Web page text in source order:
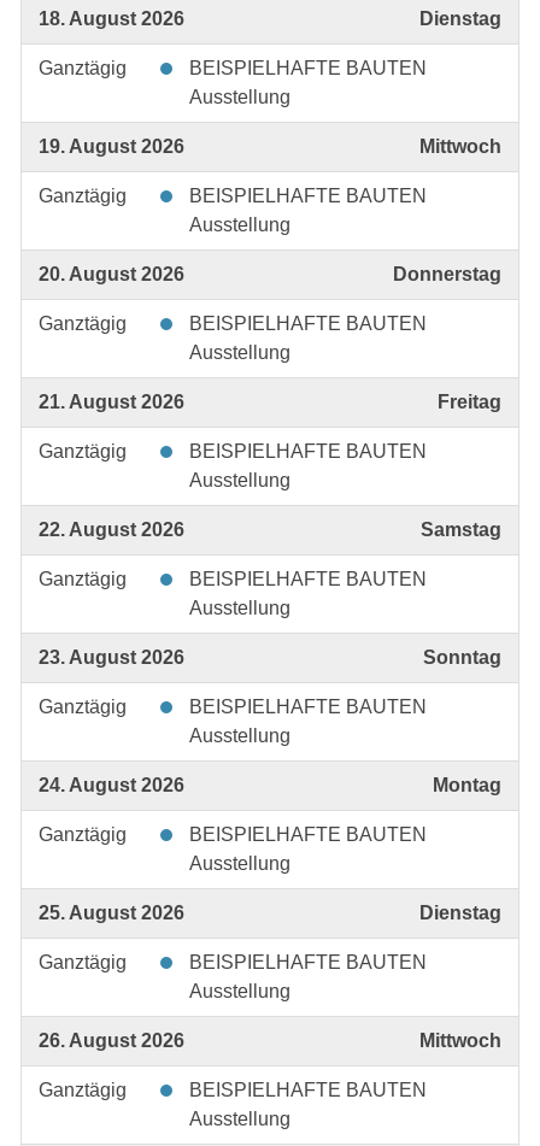
18. August 2026 Dienstag
Ganztägig
BEISPIELHAFTE BAUTEN
Ausstellung
19. August 2026 Mittwoch
Ganztägig
BEISPIELHAFTE BAUTEN
Ausstellung
20. August 2026 Donnerstag
Ganztägig
BEISPIELHAFTE BAUTEN
Ausstellung
21. August 2026 Freitag
Ganztägig
BEISPIELHAFTE BAUTEN
Ausstellung
22. August 2026 Samstag
Ganztägig
BEISPIELHAFTE BAUTEN
Ausstellung
23. August 2026 Sonntag
Ganztägig
BEISPIELHAFTE BAUTEN
Ausstellung
24. August 2026 Montag
Ganztägig
BEISPIELHAFTE BAUTEN
Ausstellung
25. August 2026 Dienstag
Ganztägig
BEISPIELHAFTE BAUTEN
Ausstellung
26. August 2026 Mittwoch
Ganztägig
BEISPIELHAFTE BAUTEN
Ausstellung